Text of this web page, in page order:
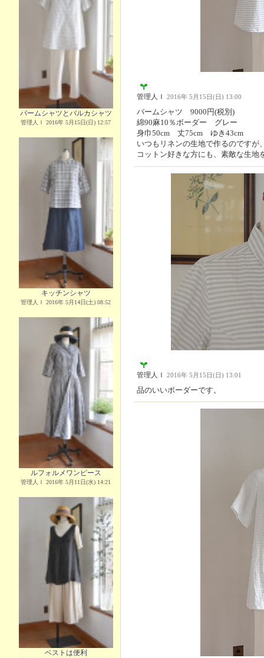
バームシャツとバルカシャツ
管理人Ｉ 2016年 5月15日(日) 12:57
キッチンシャツ
管理人Ｉ 2016年 5月14日(土) 08:52
ルフォルメワンピース
管理人Ｉ 2016年 5月11日(水) 14:21
ベストは便利
管理人Ｉ 2016年 5月15日(日) 13:00
バームシャツ 9000円(税別)
綿90麻10％ボーダー グレー
身巾50cm 丈75cm ゆき43cm
いつもリネンの生地で作るのですが
コットン好きな方にも、素敵な生地
管理人Ｉ 2016年 5月15日(日) 13:01
品のいいボーダーです。